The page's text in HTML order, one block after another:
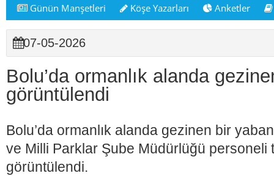
Günün Manşetleri Köşe Yazarları Anketler
07-05-2026
Bolu’da ormanlık alanda
görüntülendi
Bolu’da ormanlık alanda gezinen bir
ve Milli Parklar Şube Müdürlüğü personeli
görüntülendi.